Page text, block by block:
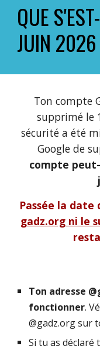
QUE
JUIN
Ton compte
supprimé le
sécurité a été
Google de
compte
Passée la date
gadz.org ni le
Ton adresse @
fonctionner.
@gadz.orgsur
Si tu as déclaré